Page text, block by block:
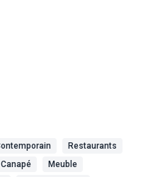
Restaurants
Canapé
Meuble